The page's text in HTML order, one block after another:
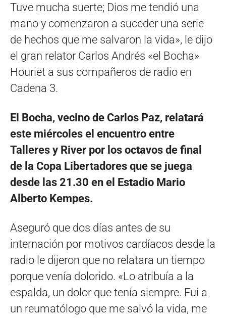
Tuve mucha suerte; Dios me tendió una
mano y comenzaron a suceder una serie
de hechos que me salvaron la vida», le dijo
el gran relator Carlos Andrés «el Bocha»
Houriet a sus compañeros de radio en
Cadena 3.
El Bocha, vecino de Carlos Paz, relatará
este miércoles el encuentro entre
Talleres y River por los octavos de final
de la Copa Libertadores que se juega
desde las 21.30 en el Estadio Mario
Alberto Kempes.
Aseguró que dos días antes de su
internación por motivos cardíacos desde la
radio le dijeron que no relatara un tiempo
porque venía dolorido. «Lo atribuía a la
espalda, un dolor que tenía siempre. Fui a
un reumatólogo que me salvó la vida, me